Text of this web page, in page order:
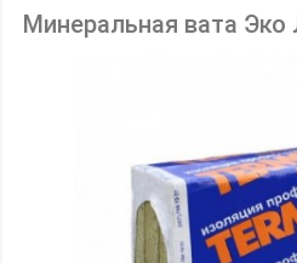
Минеральная вата